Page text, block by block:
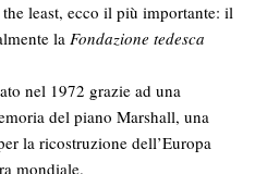
least, ecco il più importante: il
la Fondazione tedesca
nel 1972 grazie ad una
del piano Marshall, una
la ricostruzione dell’Europa
mondiale.